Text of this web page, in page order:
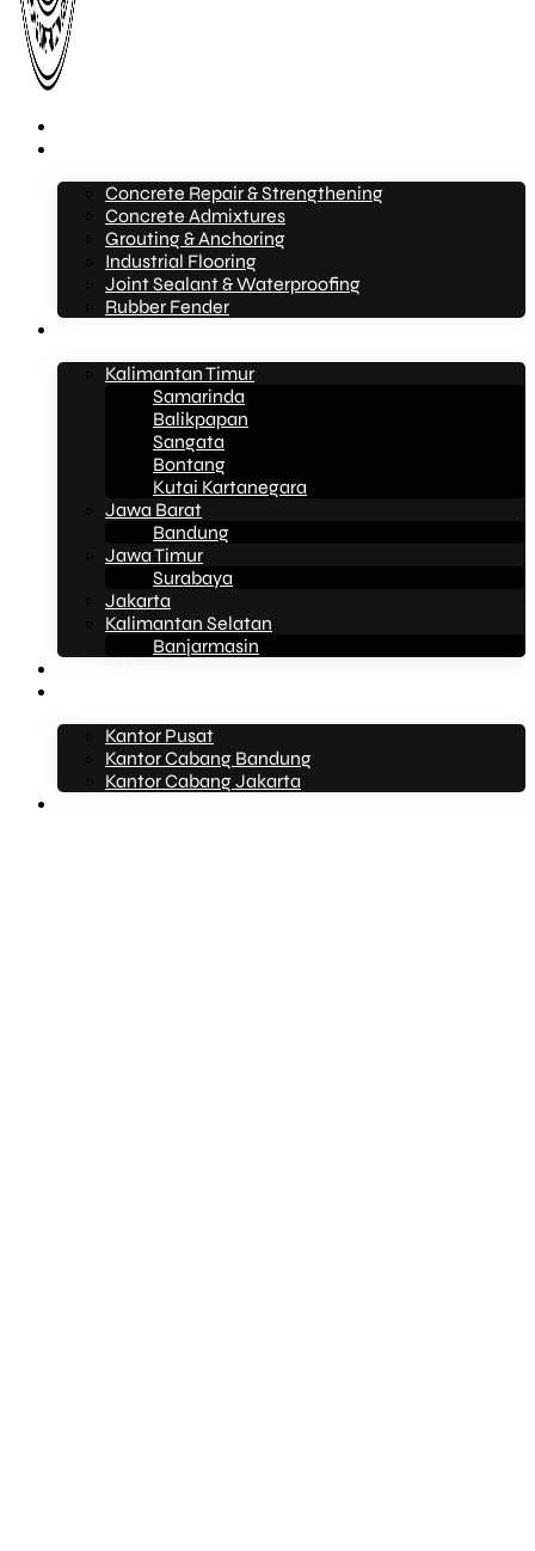
Concrete Repair & Strengthening
Concrete Admixtures
Grouting & Anchoring
Industrial Flooring
Joint Sealant & Waterproofing
Rubber Fender
Kalimantan Timur
Samarinda
Balikpapan
Sangata
Bontang
Kutai Kartanegara
Jawa Barat
Bandung
Jawa Timur
Surabaya
Jakarta
Kalimantan Selatan
Banjarmasin
Kantor Pusat
Kantor Cabang Bandung
Kantor Cabang Jakarta